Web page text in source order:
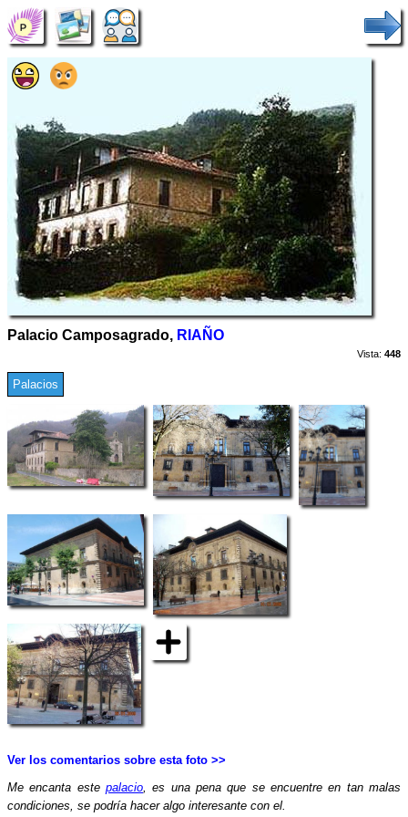
Palacio Camposagrado, RIAÑO
Vista: 448
Palacios
Ver los comentarios sobre esta foto >>
Me encanta este palacio, es una pena que se encuentre en tan malas
condiciones, se podría hacer algo interesante con el.